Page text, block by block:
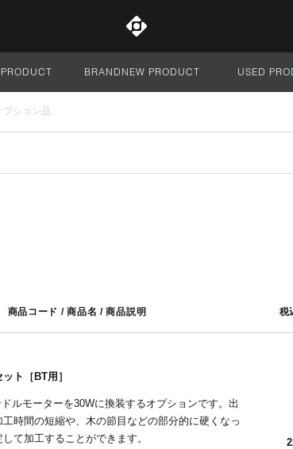
ト全体 BRANDNEW PRODUCT USED
プション品
商品コード / 商品名 / 商品説明 税
ト［BT用］
ルモーターを30Wに換装するオプションです。出
時間の短縮や、木の節目などの部分的に硬くなっ
て加工することができます。